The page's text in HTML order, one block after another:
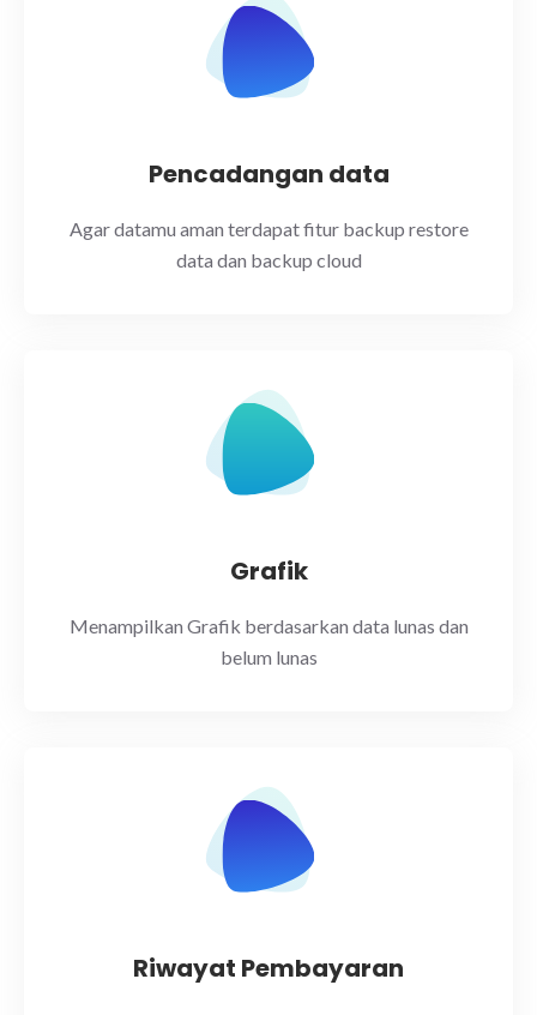
Pencadangan data
Agar datamu aman terdapat fitur backup restore
data dan backup cloud
Grafik
Menampilkan Grafik berdasarkan data lunas dan
belum lunas
Riwayat Pembayaran